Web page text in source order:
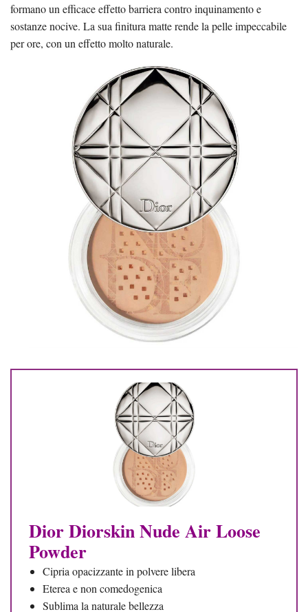
formano un efficace effetto barriera contro inquinamento e
sostanze nocive. La sua finitura matte rende la pelle impeccabile
per ore, con un effetto molto naturale.
Dior Diorskin Nude Air Loose
Powder
Cipria opacizzante in polvere libera
Eterea e non comedogenica
Sublima la naturale bellezza